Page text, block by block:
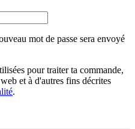
mot de passe sera envoyé
pour traiter ta commande,
et à d'autres fins décrites
.